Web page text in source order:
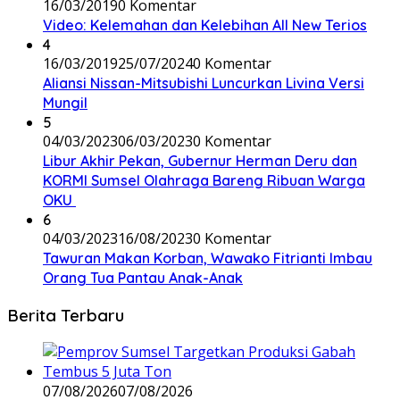
16/03/20190 Komentar
Video: Kelemahan dan Kelebihan All New Terios
4
16/03/201925/07/20240 Komentar
Aliansi Nissan-Mitsubishi Luncurkan Livina Versi
Mungil
5
04/03/202306/03/20230 Komentar
Libur Akhir Pekan, Gubernur Herman Deru dan
KORMI Sumsel Olahraga Bareng Ribuan Warga
OKU
6
04/03/202316/08/20230 Komentar
Tawuran Makan Korban, Wawako Fitrianti Imbau
Orang Tua Pantau Anak-Anak
Berita Terbaru
07/08/202607/08/2026